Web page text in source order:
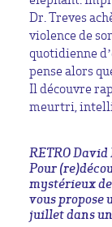
Dr. Treves
violence de
quotidienne
pense alors
Il découvre
meurtri,
RETRO
Pour
mystérieux
vous propose
juillet dans